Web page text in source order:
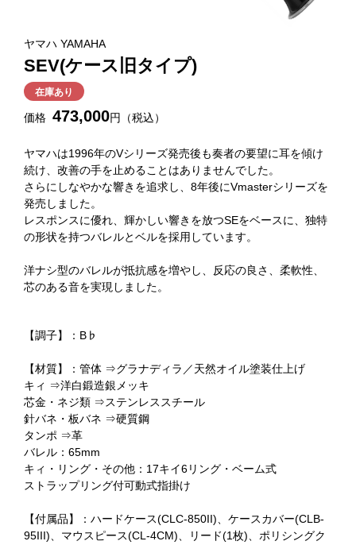
ヤマハ YAMAHA
SEV(ケース旧タイプ)
在庫あり
価格 473,000円（税込）
ヤマハは1996年のVシリーズ発売後も奏者の要望に耳を傾け
続け、改善の手を止めることはありませんでした。
さらにしなやかな響きを追求し、8年後にVmasterシリーズを
発売しました。
レスポンスに優れ、輝かしい響きを放つSEをベースに、独特
の形状を持つバレルとベルを採用しています。
洋ナシ型のバレルが抵抗感を増やし、反応の良さ、柔軟性、
芯のある音を実現しました。
【調子】：B♭
【材質】：管体 ⇒グラナディラ／天然オイル塗装仕上げ
キィ ⇒洋白鍛造銀メッキ
芯金・ネジ類 ⇒ステンレススチール
針バネ・板バネ ⇒硬質鋼
タンポ ⇒革
バレル：65mm
キィ・リング・その他：17キイ6リング・ベーム式
ストラップリング付可動式指掛け
【付属品】：ハードケース(CLC-850II)、ケースカバー(CLB-
95III)、マウスピース(CL-4CM)、リード(1枚)、ポリシングク